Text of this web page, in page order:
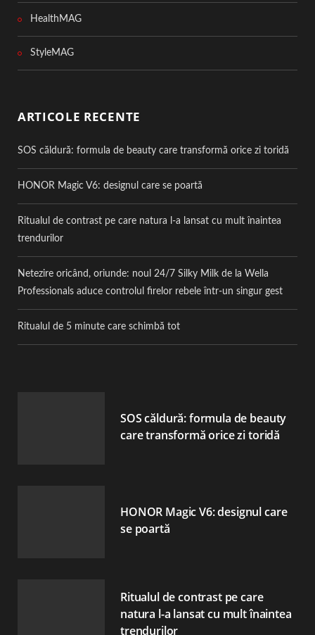
HealthMAG
StyleMAG
ARTICOLE RECENTE
SOS căldură: formula de beauty care transformă orice zi toridă
HONOR Magic V6: designul care se poartă
Ritualul de contrast pe care natura l-a lansat cu mult înaintea
trendurilor
Netezire oricând, oriunde: noul 24/7 Silky Milk de la Wella
Professionals aduce controlul firelor rebele într-un singur gest
Ritualul de 5 minute care schimbă tot
SOS căldură: formula de beauty
care transformă orice zi toridă
HONOR Magic V6: designul care
se poartă
Ritualul de contrast pe care
natura l-a lansat cu mult înaintea
trendurilor